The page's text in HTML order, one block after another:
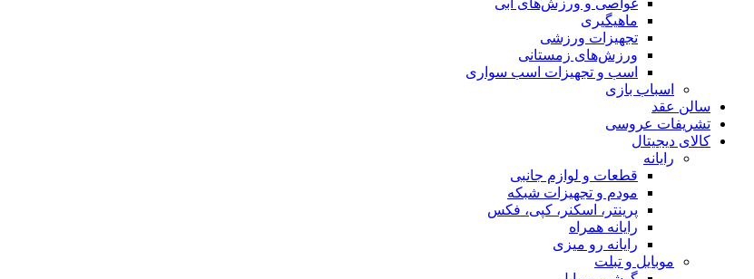
غواصی و ورزش‌های آبی
ماهیگیری
تجهیزات ورزشی
ورزش‌های زمستانی
اسب و تجهیزات اسب سواری
اسباب‌ بازی
سالن عقد
تشریفات عروسی
کالای دیجیتال
رایانه
قطعات و لوازم جانبی
مودم و تجهیزات شبکه
پرینتر، اسکنر، کپی، فکس
رایانه همراه
رایانه رو میزی
موبایل و تبلت